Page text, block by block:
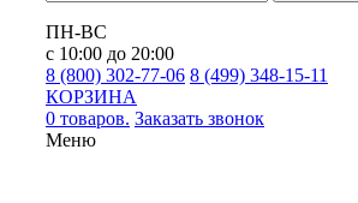
ПН-ВС
с 10:00 до 20:00
8 (800) 302-77-06 8 (499) 348-15-11
КОРЗИНА
0 товаров. Заказать звонок
Меню